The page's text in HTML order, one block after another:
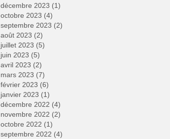
décembre 2023 (1)
octobre 2023 (4)
septembre 2023 (2)
août 2023 (2)
juillet 2023 (5)
juin 2023 (5)
avril 2023 (2)
mars 2023 (7)
février 2023 (6)
janvier 2023 (1)
décembre 2022 (4)
novembre 2022 (2)
octobre 2022 (1)
septembre 2022 (4)